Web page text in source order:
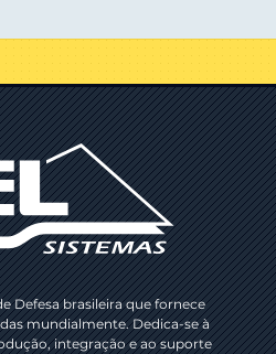
Defesa brasileira que fornece
mundialmente. Dedica-se à
integração e ao suporte